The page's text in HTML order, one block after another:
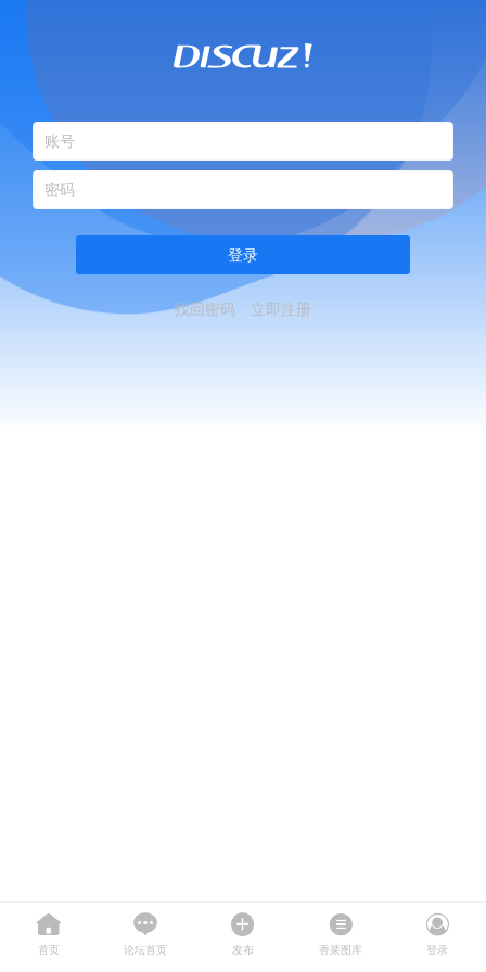
登录
找回密码 立即注册
首页 论坛首页 发布 香菜图库 登录